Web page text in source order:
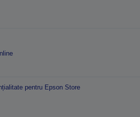
pentru Epson Store